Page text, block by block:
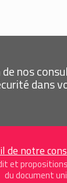
de nos
dans
de notre
et
du document